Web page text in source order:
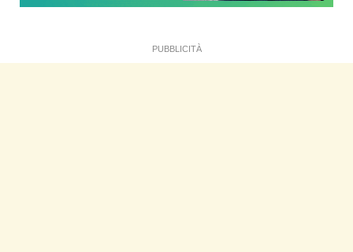
PUBBLICITÀ